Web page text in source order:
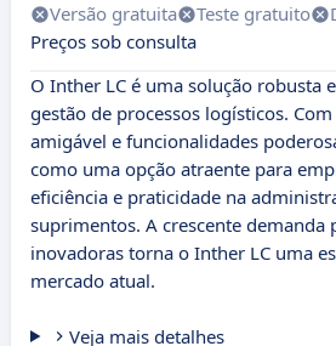
Versão gratuita Teste gratuito
Preços sob consulta
O Inther LC é uma solução robusta
gestão de processos logísticos.
amigável e funcionalidades
como uma opção atraente para
eficiência e praticidade na
suprimentos. A crescente demanda
inovadoras torna o Inther LC uma
mercado atual.
Veja mais detalhes